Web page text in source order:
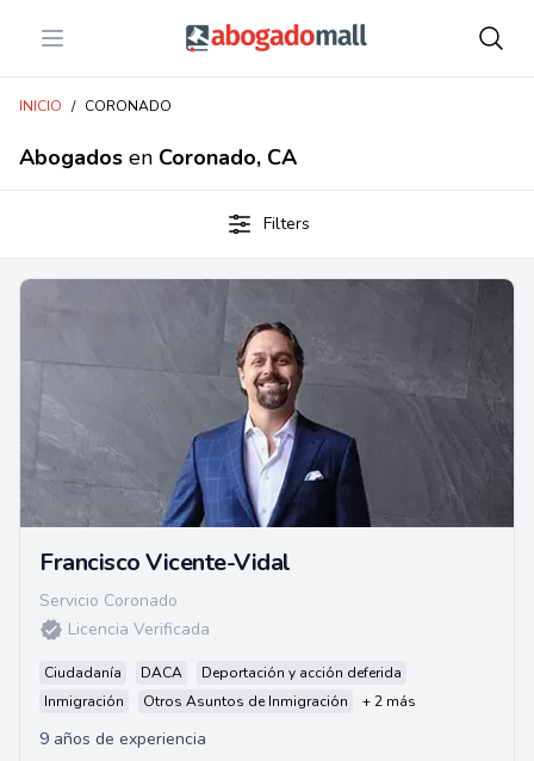
Open menu Abogadomall
INICIO / CORONADO
Abogados en Coronado, CA
Filters
Francisco Vicente-Vidal
Servicio Coronado
Licencia Verificada
Ciudadanía DACA
Deportación y acción deferida
Inmigración
Otros Asuntos de Inmigración + 2 más
9 años de experiencia